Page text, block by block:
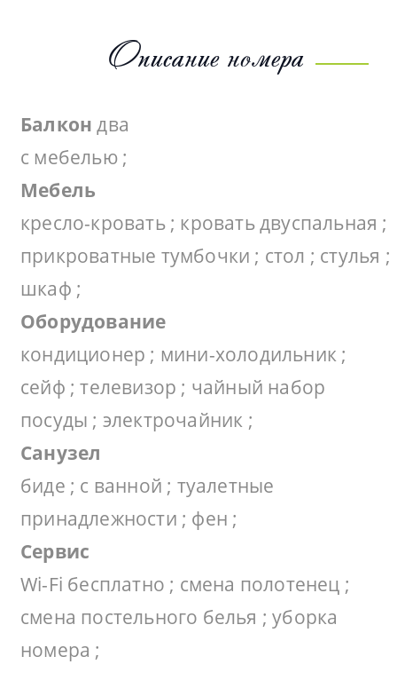
Описание номера
Балкон два
с мебелью ;
Мебель
кресло-кровать ; кровать двуспальная ;
прикроватные тумбочки ; стол ; стулья ;
шкаф ;
Оборудование
кондиционер ; мини-холодильник ;
сейф ; телевизор ; чайный набор
посуды ; электрочайник ;
Санузел
биде ; с ванной ; туалетные
принадлежности ; фен ;
Сервис
Wi-Fi бесплатно ; смена полотенец ;
смена постельного белья ; уборка
номера ;